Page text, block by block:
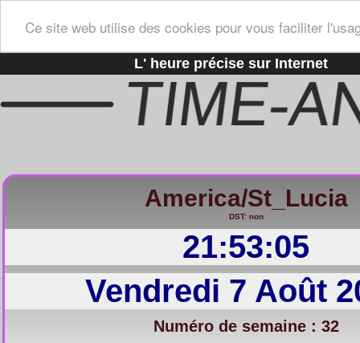
Ce site web utilise des cookies pour vous faciliter
L' heure précise sur Internet
America/St_Lucia
DST: non
21:53:06
Vendredi 7 Août
Numéro de semaine : 32